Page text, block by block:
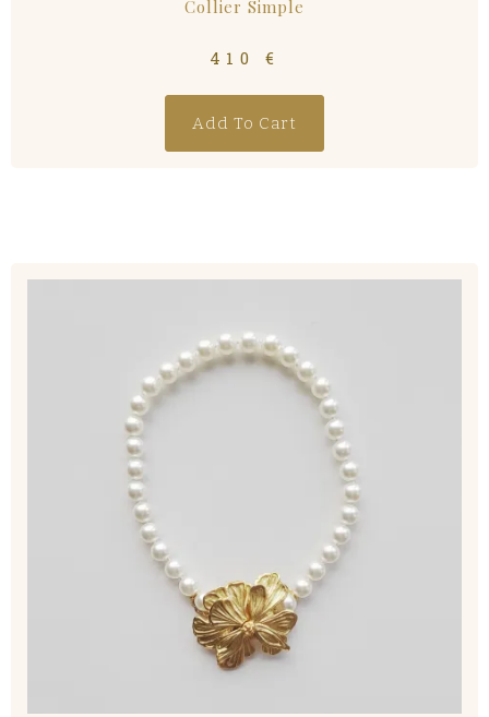
Collier Simple
410 €
Add To Cart